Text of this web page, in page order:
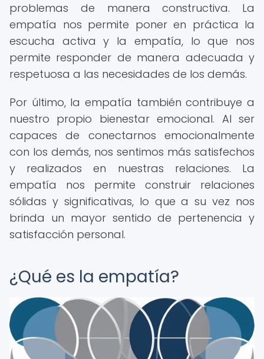
problemas de manera constructiva. La
empatía nos permite poner en práctica la
escucha activa y la empatía, lo que nos
permite responder de manera adecuada y
respetuosa a las necesidades de los demás.
Por último, la empatía también contribuye a
nuestro propio bienestar emocional. Al ser
capaces de conectarnos emocionalmente
con los demás, nos sentimos más satisfechos
y realizados en nuestras relaciones. La
empatía nos permite construir relaciones
sólidas y significativas, lo que a su vez nos
brinda un mayor sentido de pertenencia y
satisfacción personal.
¿Qué es la empatía?